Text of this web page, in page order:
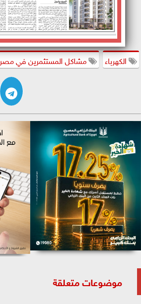
الكهرباء مشاكل المستثمرين في مصر
موضوعات متعلقة